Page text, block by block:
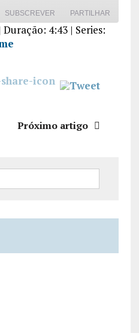
SUBSCREVER PARTILHAR
Duração: 4:43| Series:
Próximo artigo